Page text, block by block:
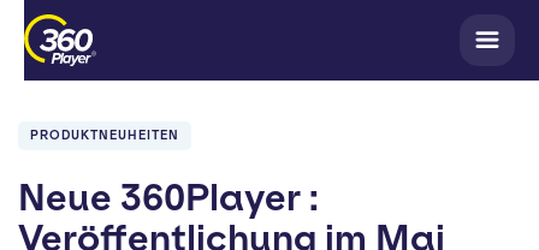
PRODUKTNEUHEITEN
Neue 360Player :
Veröffentlichung im Mai